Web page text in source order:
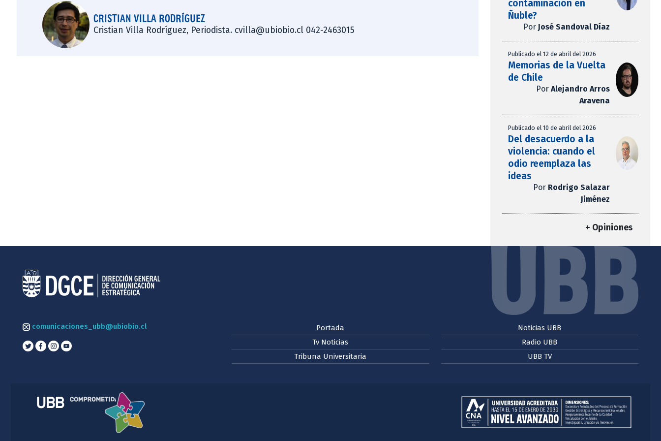
CRISTIAN VILLA RODRÍGUEZ
Cristian Villa Rodríguez, Periodista. cvilla@ubiobio.cl 042-2463015
contaminación en
Ñuble?
Por José Sandoval Díaz
Publicado el 12 de abril del 2026
Memorias de la Vuelta
de Chile
Por Alejandro Arros
Aravena
Publicado el 10 de abril del 2026
Del desacuerdo a la
violencia: cuando el
odio reemplaza las
ideas
Por Rodrigo Salazar
Jiménez
+ Opiniones
comunicaciones_ubb@ubiobio.cl
Portada
Tv Noticias
Tribuna Universitaria
Noticias UBB
Radio UBB
UBB TV